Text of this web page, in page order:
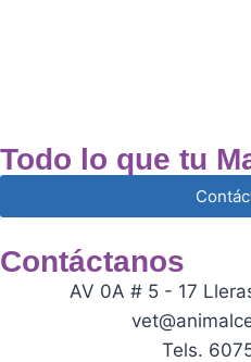
Todo lo que tu
Contáctanos
AV 0A # 5 - 17
Tels.